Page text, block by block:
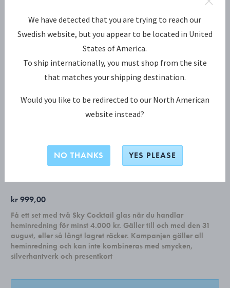
BERNADOTTE KOLLEKTION
Inspirerad av Sigvard Bernadotte
kr 999,00
Få ett set med två Sky Cocktail glas när du handlar
heminredning för minst 4.000 kr. Gäller till och med den 31
august, eller så långt lagret räcker. Kampanjen gäller all
heminredning och kan inte kombineras med smycken,
silverhantverk och presentkort
We have detected that you are trying to reach our
Swedish website, but you appear to be located in United
States of America.
To ship internationally, you must shop from the site
that matches your shipping destination.
Would you like to be redirected to our North American
website instead?
NO THANKS YES PLEASE